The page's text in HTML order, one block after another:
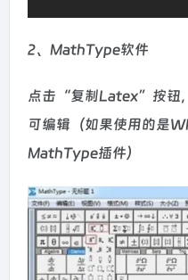
2、MathType软件
点击“复制Latex”按钮
可编辑（如果使用的是
MathType插件）